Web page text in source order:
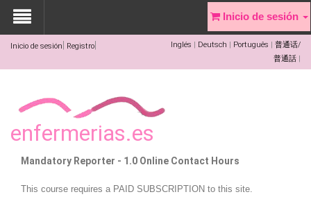
Inicio de sesión Registro Inglés Deutsch Português
普通话/
普通話
enfermerias.es
Inicio de sesión
Mandatory Reporter - 1.0 Online Contact Hours
This course requires a PAID SUBSCRIPTION to this site.